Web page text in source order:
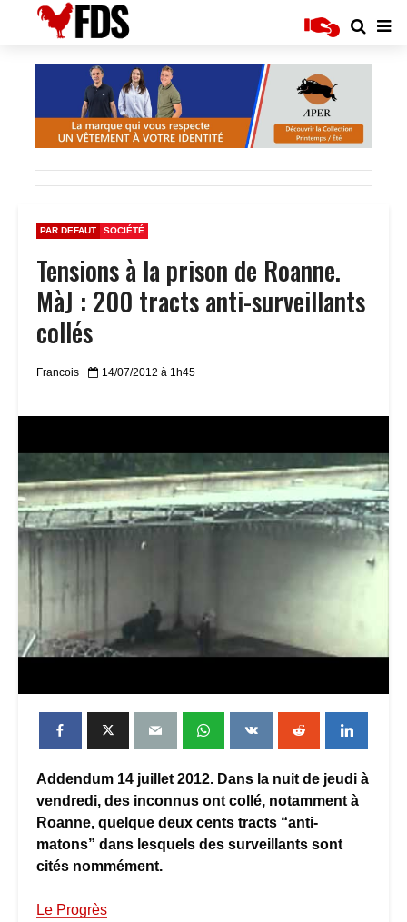
PAR DEFAUT SOCIÉTÉ
Tensions à la prison de Roanne.
MàJ : 200 tracts anti-surveillants
collés
Francois 14/07/2012 à 1h45
Addendum 14 juillet 2012. Dans la nuit de jeudi à
vendredi, des inconnus ont collé, notamment à
Roanne, quelque deux cents tracts “anti-
matons” dans lesquels des surveillants sont
cités nommément.
Le Progrès